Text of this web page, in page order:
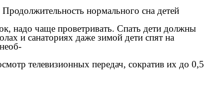
нормального сна детей
надо чаще проветривать. Спать дети должны
и санаториях даже зимой дети спят на
телевизионных передач, сократив их до 0,5